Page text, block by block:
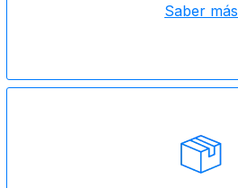
Saber más